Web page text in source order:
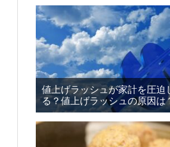
値上げラッシュが家計を圧迫
る？値上げラッシュの原因は